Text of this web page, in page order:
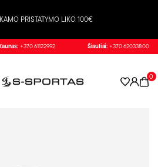
PRISTATYMO LIKO 100€
+370 61122992 Šiauliai: +370 62033800
0